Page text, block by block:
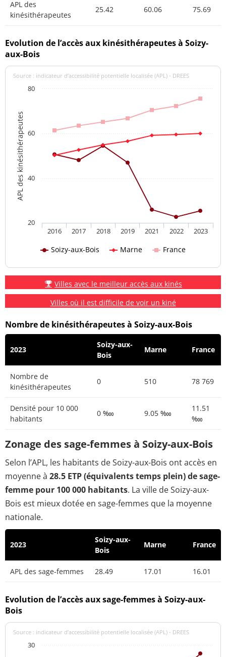
APL des
kinésithérapeutes
25.42 60.06 75.69
Evolution de l’accès aux kinésithérapeutes à Soizy-
aux-Bois
APL des kinésithérapeutes
Source : indicateur d’accessibilité potentielle localisée (APL) - DREES
Soizy-aux-Bois Marne France
2016 2017 2018 2019 2021 2022 2023
20
40
60
80
Villes avec le meilleur accès aux kinés
Villes où il est difficile de voir un kiné
Nombre de kinésithérapeutes à Soizy-aux-Bois
2023
Soizy-aux-
Bois
Marne France
Nombre de
kinésithérapeutes
0 510 78 769
Densité pour 10 000
habitants
0 ‱ 9.05 ‱
11.51
‱
Zonage des sage-femmes à Soizy-aux-Bois
Selon l’APL, les habitants de Soizy-aux-Bois ont accès en
moyenne à 28.5 ETP (équivalents temps plein) de sage-
femme pour 100 000 habitants. La ville de Soizy-aux-
Bois est mieux dotée en sage-femmes que la moyenne
nationale.
2023
Soizy-aux-
Bois
Marne France
APL des sage-femmes 28.49 17.01 16.01
Evolution de l’accès aux sage-femmes à Soizy-aux-
Bois
Source : indicateur d’accessibilité potentielle localisée (APL) - DREES
30